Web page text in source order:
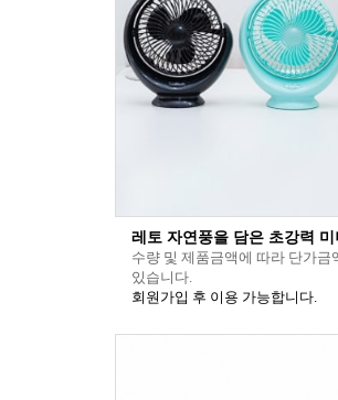
레토 자연풍을 담은 초강력 미
수량 및 제품금액에 따라 단가금
있습니다.
회원가입 후 이용 가능합니다.